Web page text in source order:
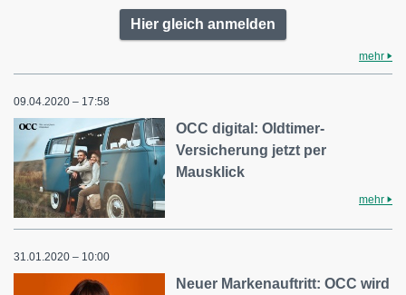
Hier gleich anmelden
mehr
09.04.2020 – 17:58
OCC digital: Oldtimer-
Versicherung jetzt per
Mausklick
mehr
31.01.2020 – 10:00
Neuer Markenauftritt: OCC wird